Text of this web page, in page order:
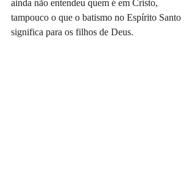
ainda não entendeu quem é em Cristo,
tampouco o que o batismo no Espírito Santo
significa para os filhos de Deus.